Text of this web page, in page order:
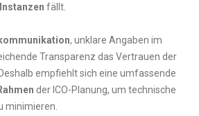
fällt.
, unklare Angaben im
Transparenz das Vertrauen der
empfiehlt sich eine umfassende
der ICO-Planung, um technische
minimieren.